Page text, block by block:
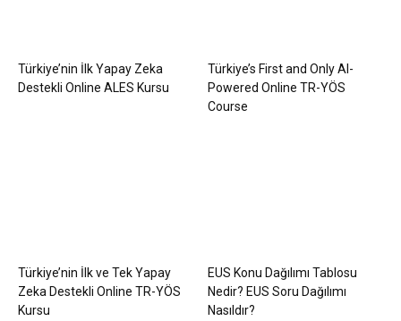
Türkiye’nin İlk Yapay Zeka
Destekli Online ALES Kursu
Türkiye’s First and Only AI-
Powered Online TR-YÖS
Course
Türkiye’nin İlk ve Tek Yapay
Zeka Destekli Online TR-YÖS
Kursu
EUS Konu Dağılımı Tablosu
Nedir? EUS Soru Dağılımı
Nasıldır?